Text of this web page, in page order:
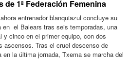
de 1ª Federación Femenina
entrenador blanquiazul concluye su
en el Balears tras seis temporadas, una
y cinco en el primer equipo, con dos
ascensos. Tras el cruel descenso de
en la última jornada, Txema se marcha del